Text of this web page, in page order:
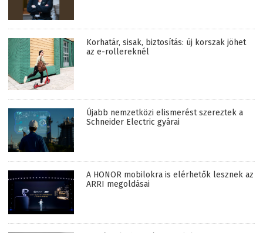
Korhatár, sisak, biztosítás: új korszak jöhet
az e-rollereknél
Újabb nemzetközi elismerést szereztek a
Schneider Electric gyárai
A HONOR mobilokra is elérhetők lesznek az
ARRI megoldásai